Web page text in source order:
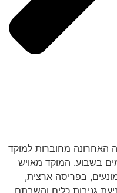
האחרונה מחוברות למוקד
מאויש 24 שעות ביממה, 7 ימים בשבוע. המוקד מאויש
בפריסה ארצית,